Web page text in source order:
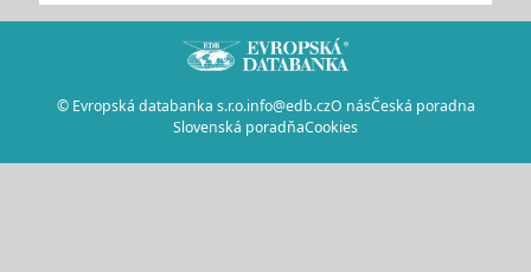
© Evropská databanka s.r.o.info@edb.czO násČeská poradna
Slovenská poradňaCookies